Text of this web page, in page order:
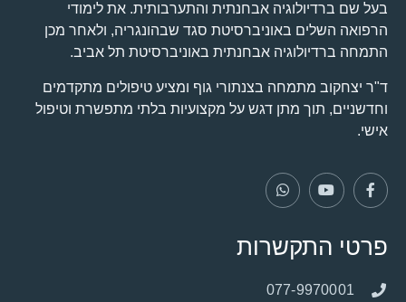
בעל שם ברדיולוגיה אבחנתית והתערבותית. את לימודי
הרפואה השלים באוניברסיטת סגד שבהונגריה, ולאחר מכן
התמחה ברדיולוגיה אבחנתית באוניברסיטת תל אביב.
ד"ר יצחקוב מתמחה בצנתורי גוף ומציע טיפולים מתקדמים
וחדשניים, תוך מתן דגש על מקצועיות בלתי מתפשרת וטיפול
אישי.
פרטי התקשרות
077-9970001